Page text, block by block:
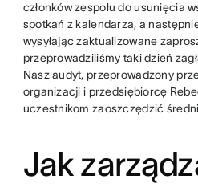
członków zespołu do usunięcia
spotkań z kalendarza, a
wysyłając zaktualizowane
przeprowadziliśmy taki dzień
Nasz audyt, przeprowadzony
organizacji i przedsiębiorcę
uczestnikom zaoszczędzić
Jak